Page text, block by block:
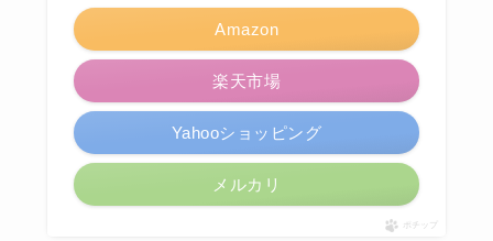
Amazon
楽天市場
Yahooショッピング
メルカリ
ポチップ